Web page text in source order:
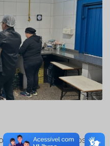
diagnósticos que